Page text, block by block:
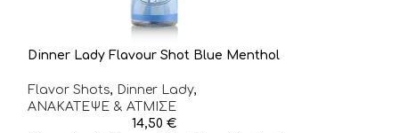
Dinner Lady Flavour Shot Blue Menthol
Flavor Shots, Dinner Lady,
ΑΝΑΚΑΤΕΨΕ & ΑΤΜΙΣΕ
14,50€